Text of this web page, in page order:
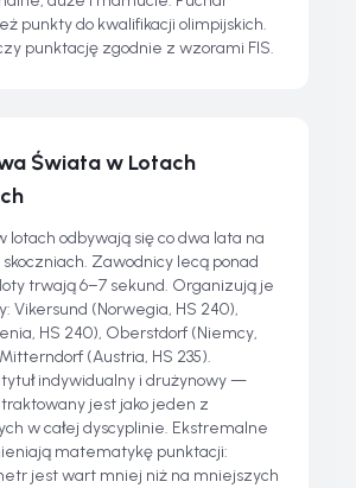
punkty do kwalifikacji olimpijskich.
punktację zgodnie z wzorami FIS.
Świata w Lotach
lotach odbywają się co dwa lata na
Zawodnicy lecą ponad
trwają 6–7 sekund. Organizują je
Vikersund (Norwegia, HS 240),
HS 240), Oberstdorf (Niemcy,
(Austria, HS 235).
tytuł indywidualny i drużynowy —
jest jako jeden z
w całej dyscyplinie. Ekstremalne
matematykę punktacji:
jest wart mniej niż na mniejszych